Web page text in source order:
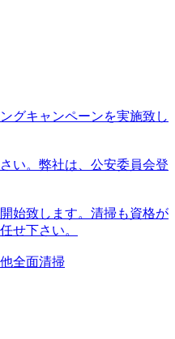
グキャンペーンを実施致し
い。弊社は、公安委員会登
始致します。清掃も資格が
せ下さい。
全面清掃